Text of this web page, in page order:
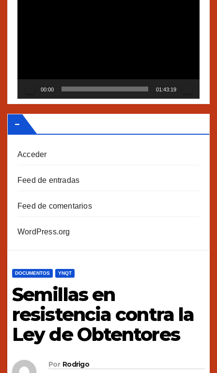
00:00 01:43:19
–
Acceder
Feed de entradas
Feed de comentarios
WordPress.org
DOCUMENTOS YNQT
Semillas en
resistencia contra la
Ley de Obtentores
Por Rodrigo